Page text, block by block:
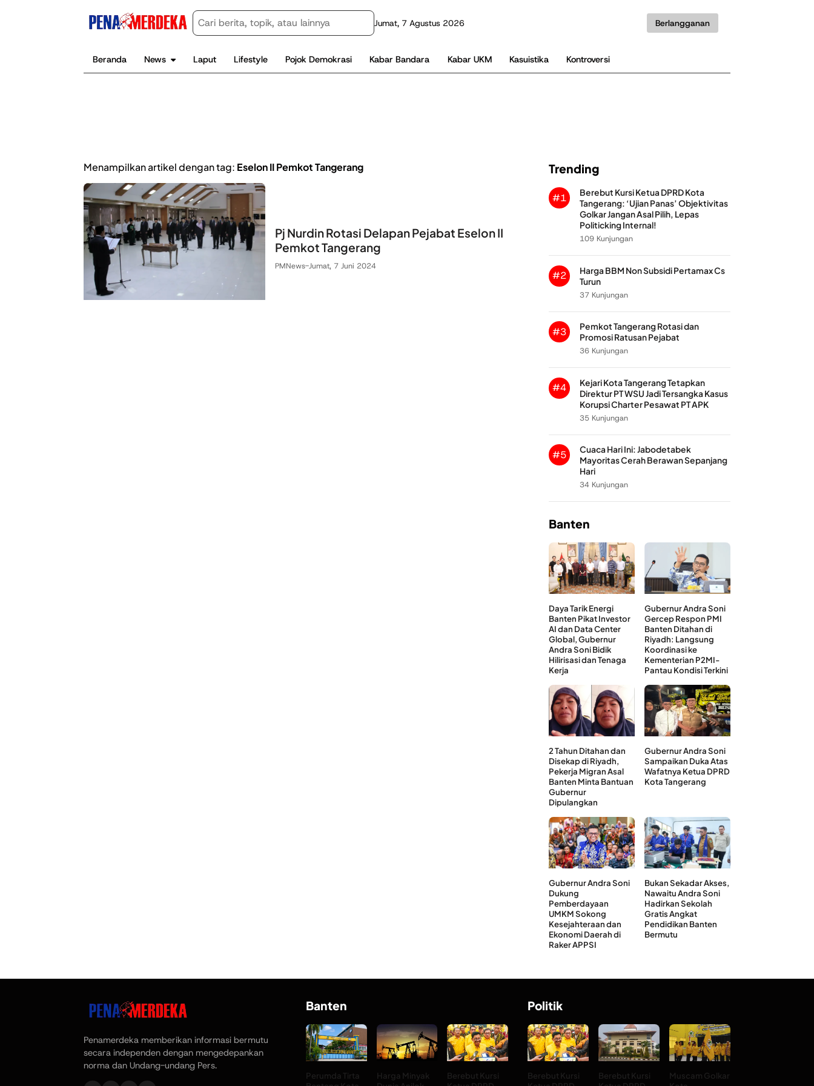
Jumat, 7 Agustus 2026 Berlangganan
Beranda News Laput Lifestyle Pojok Demokrasi Kabar Bandara Kabar UKM Kasuistika Kontroversi
Menampilkan artikel dengan tag: Eselon II Pemkot Tangerang
Pj Nurdin Rotasi Delapan Pejabat Eselon II
Pemkot Tangerang
PMNews-Jumat, 7 Juni 2024
Trending
#1
Berebut Kursi Ketua DPRD Kota
Tangerang: ‘Ujian Panas’ Objektivitas
Golkar Jangan Asal Pilih, Lepas
Politicking Internal!
109 Kunjungan
#2
Harga BBM Non Subsidi Pertamax Cs
Turun
37 Kunjungan
#3
Pemkot Tangerang Rotasi dan
Promosi Ratusan Pejabat
36 Kunjungan
#4
Kejari Kota Tangerang Tetapkan
Direktur PT WSU Jadi Tersangka Kasus
Korupsi Charter Pesawat PT APK
35 Kunjungan
#5
Cuaca Hari Ini: Jabodetabek
Mayoritas Cerah Berawan Sepanjang
Hari
34 Kunjungan
Banten
Daya Tarik Energi
Banten Pikat Investor
AI dan Data Center
Global, Gubernur
Andra Soni Bidik
Hilirisasi dan Tenaga
Kerja
Gubernur Andra Soni
Gercep Respon PMI
Banten Ditahan di
Riyadh: Langsung
Koordinasi ke
Kementerian P2MI-
Pantau Kondisi Terkini
2 Tahun Ditahan dan
Disekap di Riyadh,
Pekerja Migran Asal
Banten Minta Bantuan
Gubernur
Dipulangkan
Gubernur Andra Soni
Sampaikan Duka Atas
Wafatnya Ketua DPRD
Kota Tangerang
Gubernur Andra Soni
Dukung
Pemberdayaan
UMKM Sokong
Kesejahteraan dan
Ekonomi Daerah di
Raker APPSI
Bukan Sekadar Akses,
Nawaitu Andra Soni
Hadirkan Sekolah
Gratis Angkat
Pendidikan Banten
Bermutu
Penamerdeka memberikan informasi bermutu
secara independen dengan mengedepankan
norma dan Undang-undang Pers.
Banten
Perumda Tirta
Harga Minyak
Berebut Kursi
Politik
Berebut Kursi
Berebut Kursi
Muscam Golkar